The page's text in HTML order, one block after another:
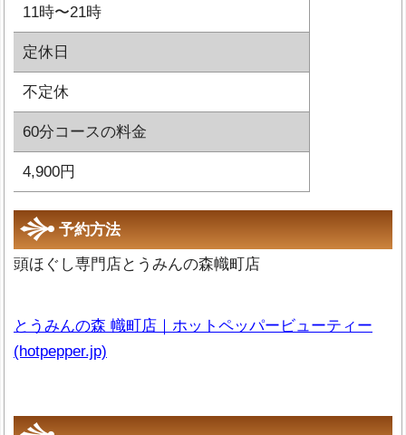
11時〜21時
定休日
不定休
60分コースの料金
4,900円
予約方法
頭ほぐし専門店とうみんの森幟町店
とうみんの森 幟町店｜ホットペッパービューティー
(hotpepper.jp)